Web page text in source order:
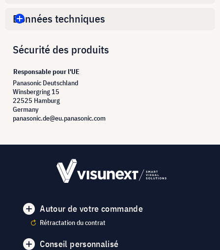
Données techniques
Sécurité des produits
Responsable pour l'UE
Panasonic Deutschland
Winsbergring 15
22525 Hamburg
Germany
panasonic.de@eu.panasonic.com
Autour de votre commande
Rétractation du contrat
Conseil personnalisé